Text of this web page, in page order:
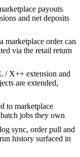
payouts
and net deposits
marketplace order can
via the retail return
/ X++ extension and
are extended,
to marketplace
jobs they own
sync, order pull and
history surfaced in